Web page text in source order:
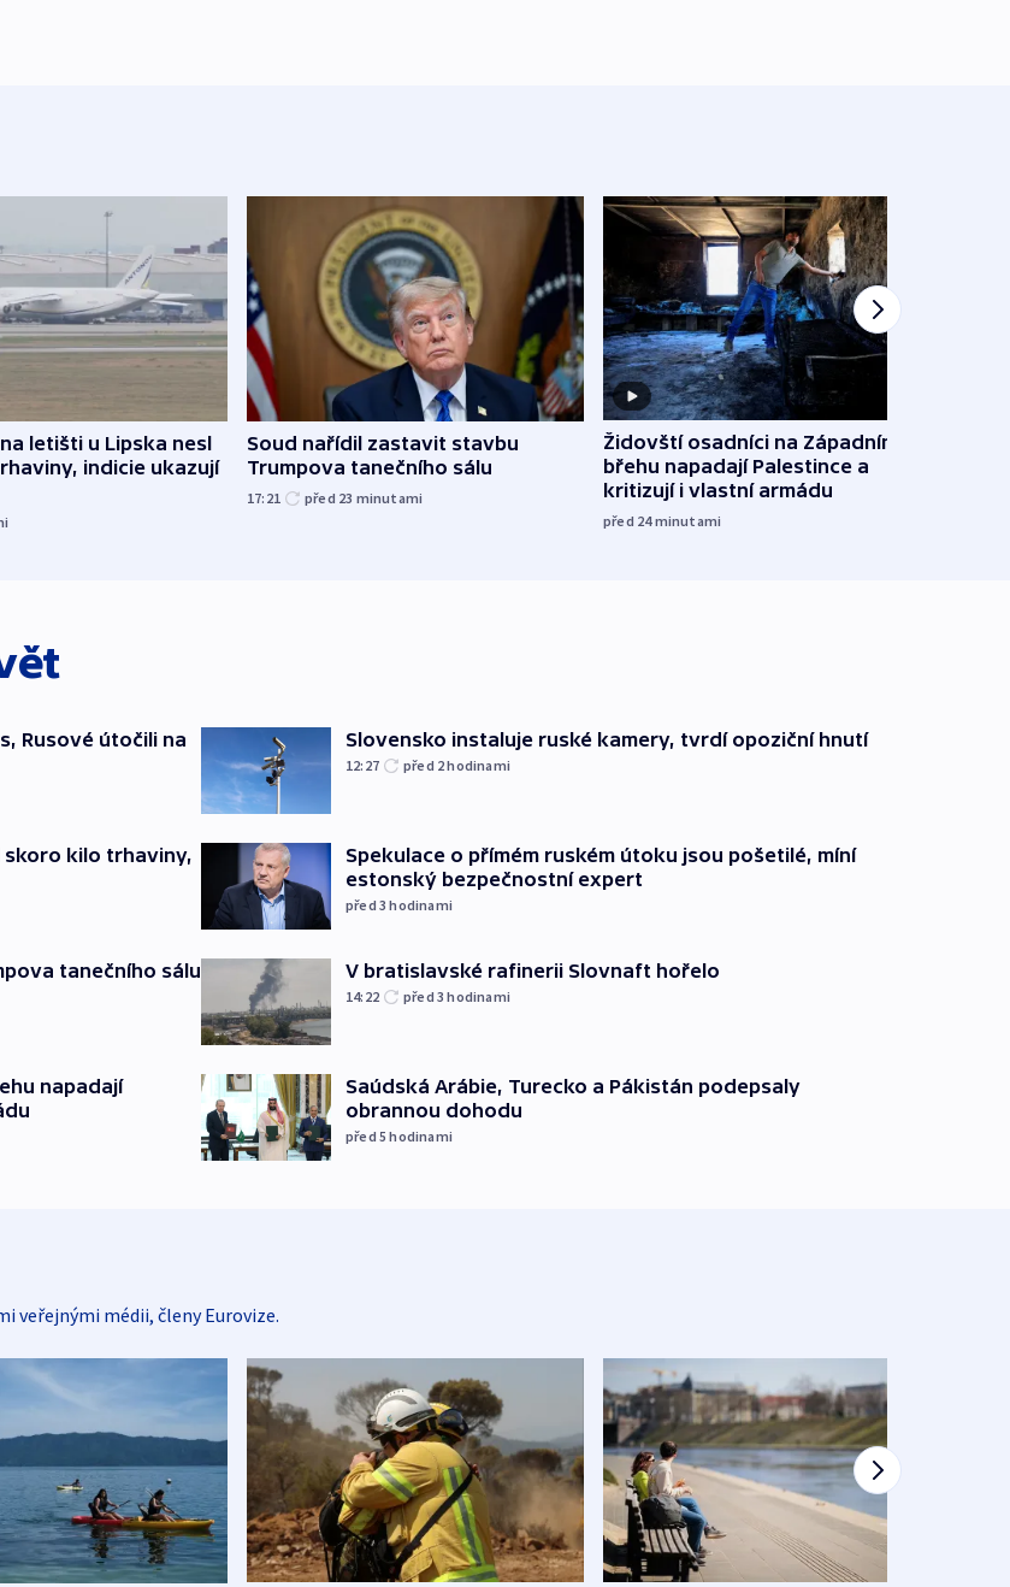
letišti u Lipska nesl
indicie ukazují
Soud nařídil zastavit stavbu
Trumpova tanečního sálu
17:21 před 23 minutami
Židovští osadníci na Západním
břehu napadají Palestince a
kritizují i vlastní armádu
před 24minutami
Rusové útočili na
skoro kilo trhaviny,
tanečního sálu
napadají
Slovensko instaluje ruské kamery, tvrdí opoziční hnutí
12:27 před 2hodinami
Spekulace o přímém ruském útoku jsou pošetilé, míní
estonský bezpečnostní expert
před 3hodinami
V bratislavské rafinerii Slovnaft hořelo
14:22 před 3hodinami
Saúdská Arábie, Turecko a Pákistán podepsaly
obrannou dohodu
před 5hodinami
veřejnými médii, členy Eurovize.